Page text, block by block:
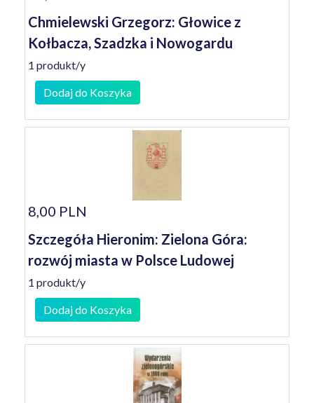
Chmielewski Grzegorz: Głowice z
Kołbacza, Szadzka i Nowogardu
1 produkt/y
Dodaj do Koszyka
8,00 PLN
Szczegóła Hieronim: Zielona Góra:
rozwój miasta w Polsce Ludowej
1 produkt/y
Dodaj do Koszyka